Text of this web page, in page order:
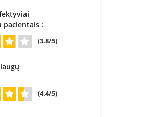
pacientais :
(3.8/5)
(4.4/5)